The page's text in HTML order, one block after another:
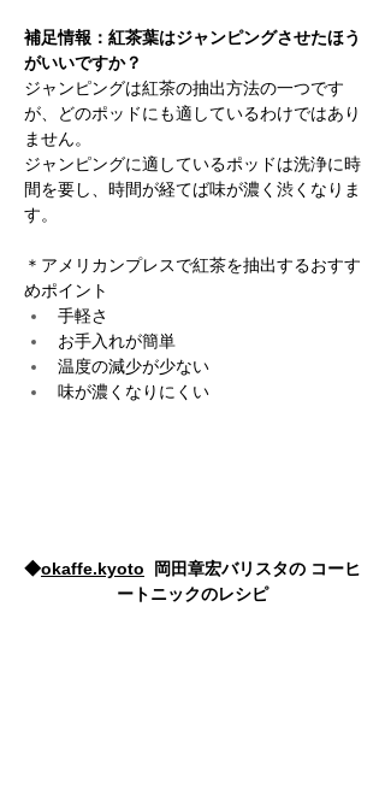
補足情報：紅茶葉はジャンピングさせたほう
がいいですか？
ジャンピングは紅茶の抽出方法の一つです
が、どのポッドにも適しているわけではあり
ません。
ジャンピングに適しているポッドは洗浄に時
間を要し、時間が経てば味が濃く渋くなりま
す。
＊アメリカンプレスで紅茶を抽出するおすす
めポイント
手軽さ
お手入れが簡単
温度の減少が少ない
味が濃くなりにくい
◆okaffe.kyoto 岡田章宏バリスタの コーヒ
ートニックのレシピ